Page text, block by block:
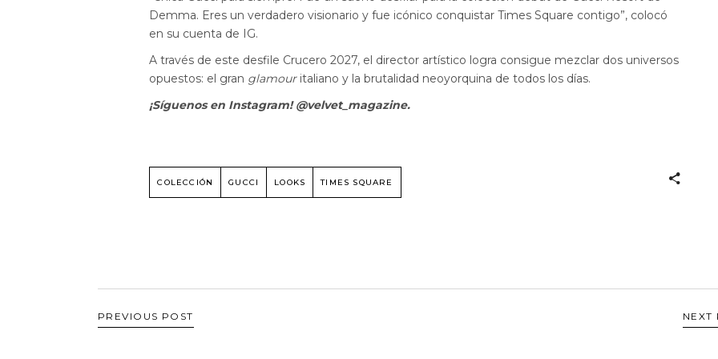
Demma. Eres un verdadero visionario y fue icónico conquistar Times Square contigo”, colocó
en su cuenta de IG.
A través de este desfile Crucero 2027, el director artístico logra consigue mezclar dos universos
opuestos: el gran glamouritaliano y la brutalidad neoyorquina de todos los días.
¡Síguenos en Instagram! @velvet_magazine.
COLECCIÓN GUCCI LOOKS TIMES SQUARE
PREVIOUS POST NEXT